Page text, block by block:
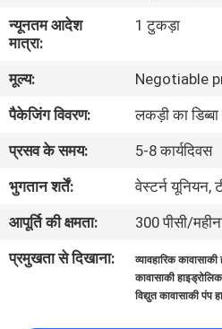
हमारे
बारे
में
फैक्टरी
यात्रा
गुणवत्ता
न्यूनतम आदेश
मात्रा:
1 टुकड़ा
मूल्य:
Negotiable
पैकेजिंग विवरण:
लकड़ी का
प्रसव के समय:
5-8 कार्यदिवस
भुगतान शर्तें:
वेस्टर्न यूनियन,
आपूर्ति की क्षमता:
300 पीसी/
प्रमुखता से दिखाना:
व्यावहारिक
कावासाकी
विद्युत कावासाकी पंप